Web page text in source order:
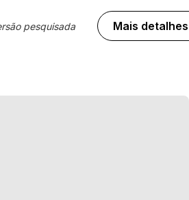
pesquisada Mais detalhes